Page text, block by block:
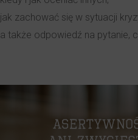
jak zachować się w sytuacji
a także odpowiedź na pytanie,